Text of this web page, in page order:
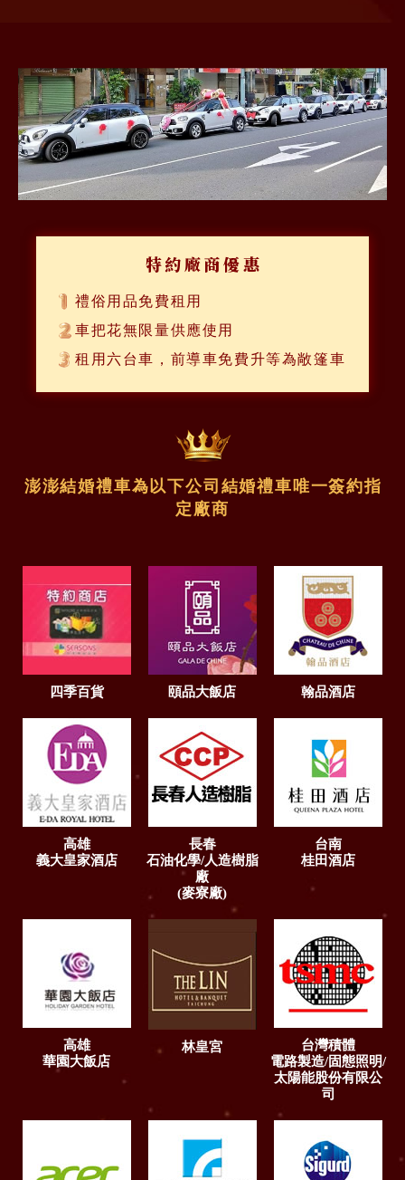
特約廠商優惠
禮俗用品免費租用
車把花無限量供應使用
租用六台車，前導車免費升等為敞篷車
澎澎結婚禮車為以下公司結婚禮車唯一簽約指
定廠商
四季百貨 頤品大飯店 翰品酒店
高雄
義大皇家酒店
長春
石油化學/人造樹脂
廠
(麥寮廠)
台南
桂田酒店
高雄
華園大飯店
林皇宮
台灣積體
電路製造/固態照明/
太陽能股份有限公
司